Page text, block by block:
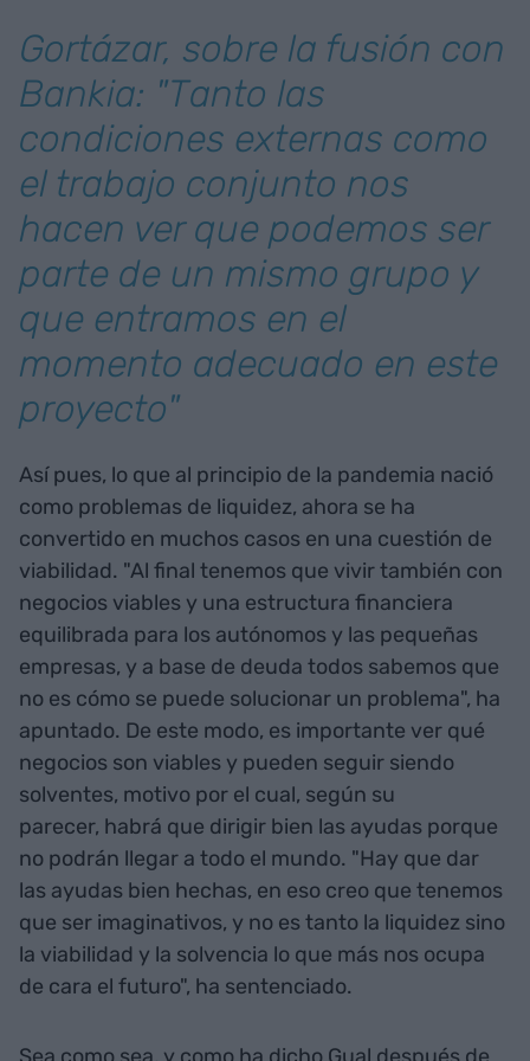
Gortázar, sobre la fusión con
Bankia: "Tanto las
condiciones externas como
el trabajo conjunto nos
hacen ver que podemos ser
parte de un mismo grupo y
que entramos en el
momento adecuado en este
proyecto"
Así pues, lo que al principio de la pandemia nació
como problemas de liquidez, ahora se ha
convertido en muchos casos en una cuestión de
viabilidad. "Al final tenemos que vivir también con
negocios viables y una estructura financiera
equilibrada para los autónomos y las pequeñas
empresas, y a base de deuda todos sabemos que
no es cómo se puede solucionar un problema", ha
apuntado. De este modo, es importante ver qué
negocios son viables y pueden seguir siendo
solventes, motivo por el cual, según su
parecer, habrá que dirigir bien las ayudas porque
no podrán llegar a todo el mundo. "Hay que dar
las ayudas bien hechas, en eso creo que tenemos
que ser imaginativos, y no es tanto la liquidez sino
la viabilidad y la solvencia lo que más nos ocupa
de cara el futuro", ha sentenciado.